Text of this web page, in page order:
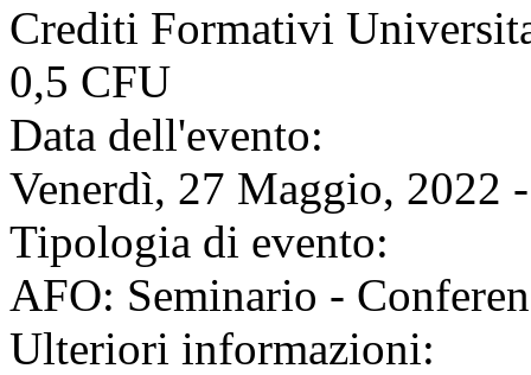
Crediti Formativi
0,5 CFU
Data dell'evento:
Venerdì, 27 Maggio, 2022
Tipologia di evento:
AFO: Seminario -
Ulteriori informazioni: